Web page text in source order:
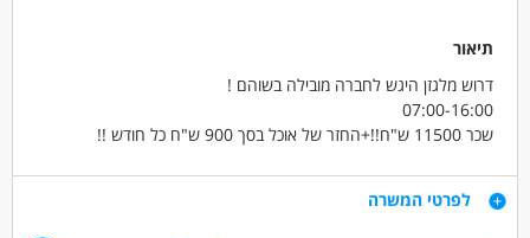
תיאור
דרוש מלגזן היגש לחברה מובילה בשוהם !
07:00-16:00
שכר 11500 ש"ח!!+החזר של אוכל בסך 900 ש"ח כל חודש !!
דרישות
לפרטי המשרה